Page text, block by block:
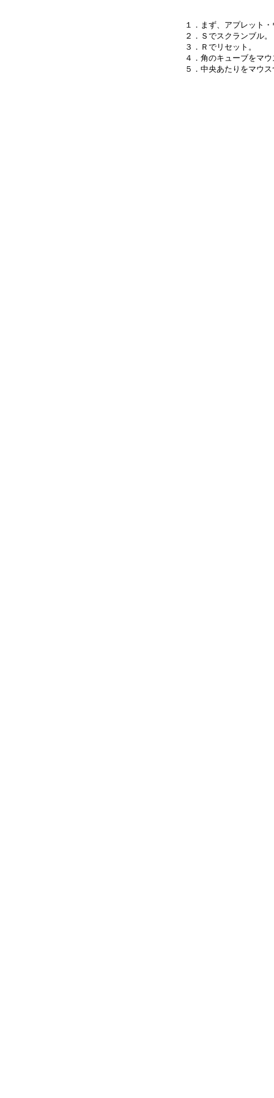
１．まず、アプレット
２．Ｓでスクランブル。
３．Ｒでリセット。
４．角のキューブをマ